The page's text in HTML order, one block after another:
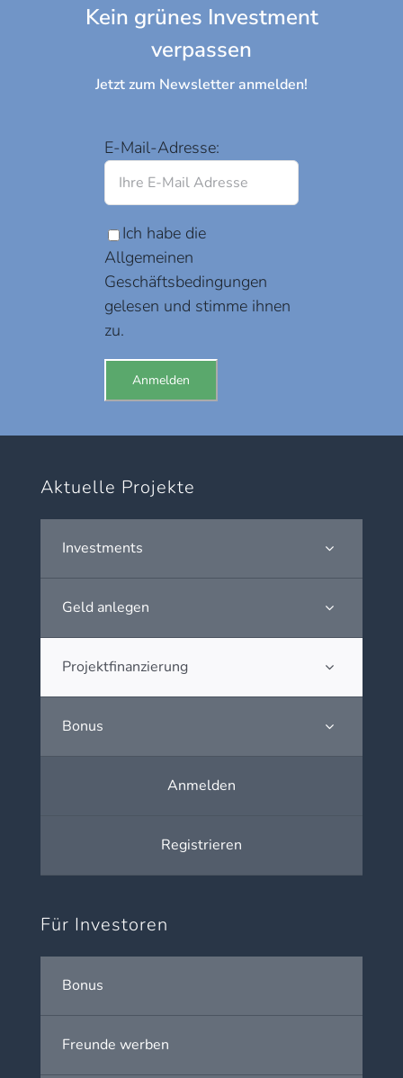
Kein grünes Investment
verpassen
Jetzt zum Newsletter anmelden!
E-Mail-Adresse:
Ich habe die
Allgemeinen
Geschäftsbedingungen
gelesen und stimme ihnen
zu.
Aktuelle Projekte
Investments
Geld anlegen
Projektfinanzierung
Bonus
Anmelden
Registrieren
Für Investoren
Bonus
Freunde werben